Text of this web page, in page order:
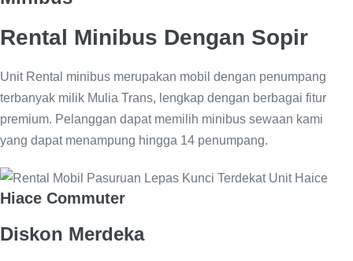
Rental Minibus Dengan Sopir
Unit Rental minibus merupakan mobil dengan penumpang
terbanyak milik Mulia Trans, lengkap dengan berbagai fitur
premium. Pelanggan dapat memilih minibus sewaan kami
yang dapat menampung hingga 14 penumpang.
Hiace Commuter
Diskon Merdeka